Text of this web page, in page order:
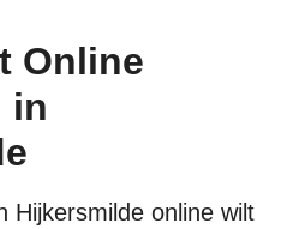
Online
in
Hijkersmilde online wilt